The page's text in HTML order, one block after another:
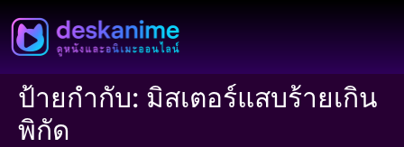
ป้ายกำกับ: มิสเตอร์แสบร้ายเกิน
พิกัด